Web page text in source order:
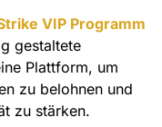
VIP Programm
gestaltete
Plattform, um
zu belohnen und
zu stärken.